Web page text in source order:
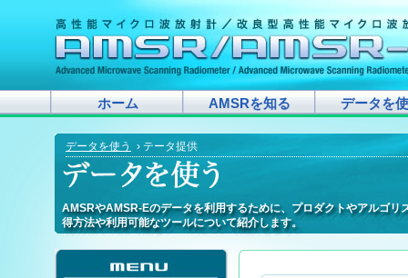
ホーム AMSRを知る データを
データを使う › テータ提供
AMSRやAMSR-Eのデータを利用するために、プロダクトやアルゴリ
得方法や利用可能なツールについて紹介します。
AMSRやAMSR-Eのデータを利用するために、プロダクトやアルゴリ
得方法や利用可能なツールについて紹介します。
AMSRやAMSR-Eのデータを利用するために、プロダクトやアルゴ
得方法や利用可能なツールについて紹介します。
AMSRやAMSR-Eのデータを利用するために、プロダクトやアルゴ
得方法や利用可能なツールについて紹介します。
AMSRやAMSR-Eのデータを利用するために、プロダクトやアルゴ
得方法や利用可能なツールについて紹介します。
AMSRやAMSR-Eのデータを利用するために、プロダクトやアルゴリ
得方法や利用可能なツールについて紹介します。
AMSRやAMSR-Eのデータを利用するために、プロダクトやアルゴ
得方法や利用可能なツールについて紹介します。
AMSRやAMSR-Eのデータを利用するために、プロダクトやアルゴ
得方法や利用可能なツールについて紹介します。
AMSRやAMSR-Eのデータを利用するために、プロダクトやアルゴリ
得方法や利用可能なツールについて紹介します。
AMSRやAMSR-Eのデータを利用するために、プロダクトやアルゴリ
得方法や利用可能なツールについて紹介します。
AMSRやAMSR-Eのデータを利用するために、プロダクトやアルゴリ
得方法や利用可能なツールについて紹介します。
AMSRやAMSR-Eのデータを利用するために、プロダクトやアルゴ
得方法や利用可能なツールについて紹介します。
AMSRやAMSR-Eのデータを利用するために、プロダクトやアルゴリ
得方法や利用可能なツールについて紹介します。
AMSRやAMSR-Eのデータを利用するために、プロダクトやアルゴリ
得方法や利用可能なツールについて紹介します。
AMSRやAMSR-Eのデータを利用するために、プロダクトやアルゴリ
得方法や利用可能なツールについて紹介します。
AMSRやAMSR-Eのデータを利用するために、プロダクトやアルゴリ
得方法や利用可能なツールについて紹介します。
AMSRやAMSR-Eのデータを利用するために、プロダクトやアルゴリ
得方法や利用可能なツールについて紹介します。
AMSRやAMSR-Eのデータを利用するために、プロダクトやアルゴリ
得方法や利用可能なツールについて紹介します。